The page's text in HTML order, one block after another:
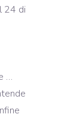
24 di
…